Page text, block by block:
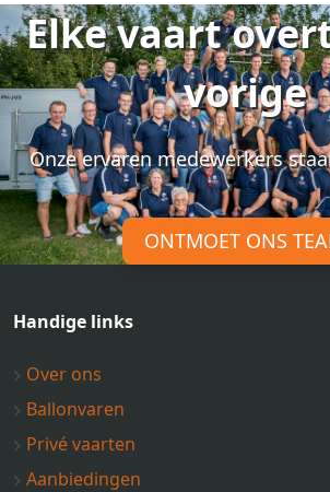
Elke vaart
vorige
Onze ervaren medewerkers
ONTMOET ONS
Handige links
Over ons
Ballonvaren
Privé vaarten
Aanbiedingen